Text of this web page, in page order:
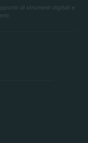
di strumenti digitali e